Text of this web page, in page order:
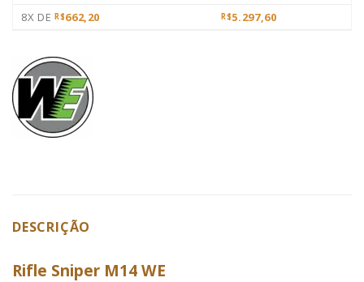
8X DE R$662,20 R$5.297,60
DESCRIÇÃO
Rifle Sniper M14 WE